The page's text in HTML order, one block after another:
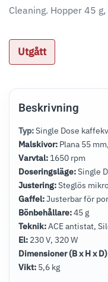
Cleaning. Hopper 45
Utgått
Beskrivning
Typ:Single Dose
Malskivor: Plana 55
Varvtal: 1650 rpm
Doseringsläge:Single
Justering:Steglös
Gaffel:Justerbar för
Bönbehållare:45 g
Teknik:ACE antistat,
El: 230 V, 320 W
Dimensioner (B x H x
Vikt: 5,6 kg